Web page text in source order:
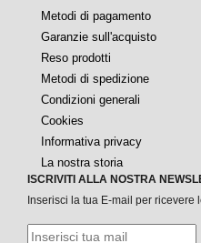
Metodi di pagamento
Garanzie sull'acquisto
Reso prodotti
Metodi di spedizione
Condizioni generali
Cookies
Informativa privacy
La nostra storia
ISCRIVITI ALLA NOSTRA
Inserisci la tua E-mail per ricevere